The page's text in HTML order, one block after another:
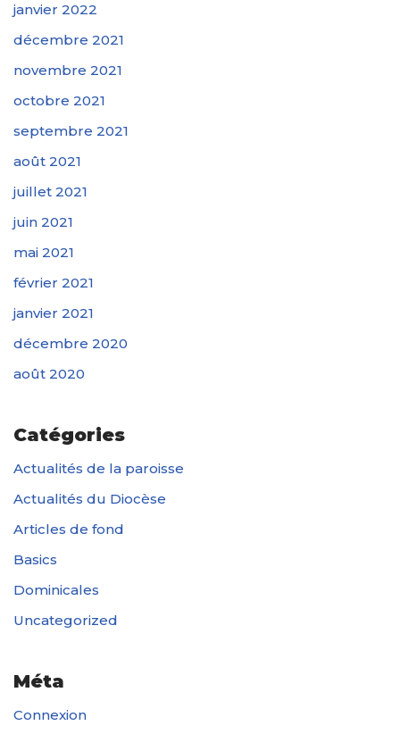
janvier 2022
décembre 2021
novembre 2021
octobre 2021
septembre 2021
août 2021
juillet 2021
juin 2021
mai 2021
février 2021
janvier 2021
décembre 2020
août 2020
Catégories
Actualités de la paroisse
Actualités du Diocèse
Articles de fond
Basics
Dominicales
Uncategorized
Méta
Connexion